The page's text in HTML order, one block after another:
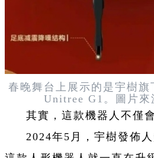
春晚舞台上展示的是宇樹旗
Unitree G1。
圖片
其實，這款機器人不僅
2024年5月，宇樹發佈